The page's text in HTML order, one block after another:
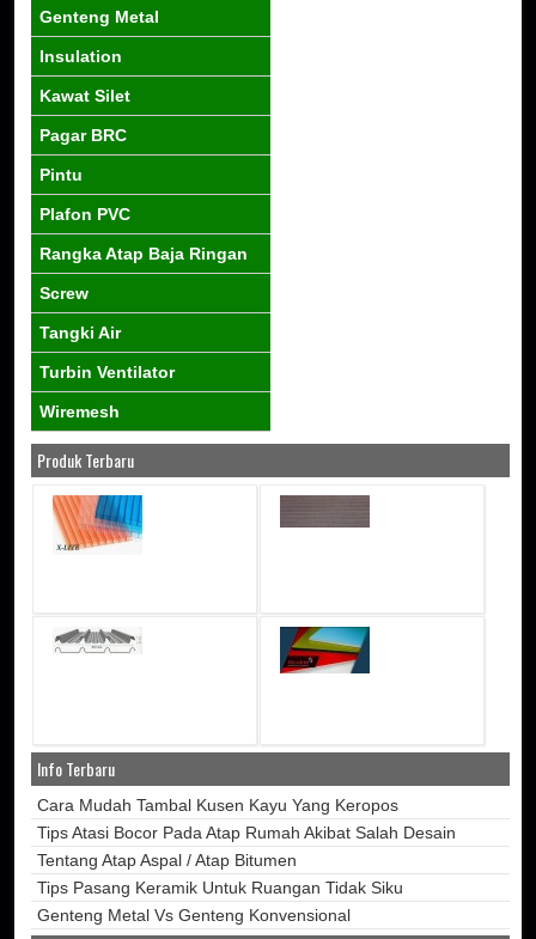
Genteng Metal
Insulation
Kawat Silet
Pagar BRC
Pintu
Plafon PVC
Rangka Atap Baja Ringan
Screw
Tangki Air
Turbin Ventilator
Wiremesh
Produk Terbaru
Info Terbaru
Cara Mudah Tambal Kusen Kayu Yang Keropos
Tips Atasi Bocor Pada Atap Rumah Akibat Salah Desain
Tentang Atap Aspal / Atap Bitumen
Tips Pasang Keramik Untuk Ruangan Tidak Siku
Genteng Metal Vs Genteng Konvensional